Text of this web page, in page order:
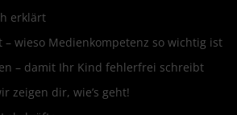
erklärt
wieso Medienkompetenz so wichtig ist
– damit Ihr Kind fehlerfrei schreibt
zeigen dir, wie’s geht!